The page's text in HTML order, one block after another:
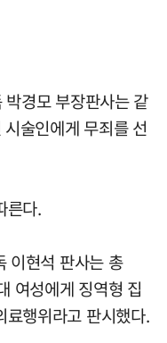
경모 부장판사는 같
술인에게 무죄를 선
른다.
이현석 판사는 총
여성에게 징역형 집
료행위라고 판시했다.